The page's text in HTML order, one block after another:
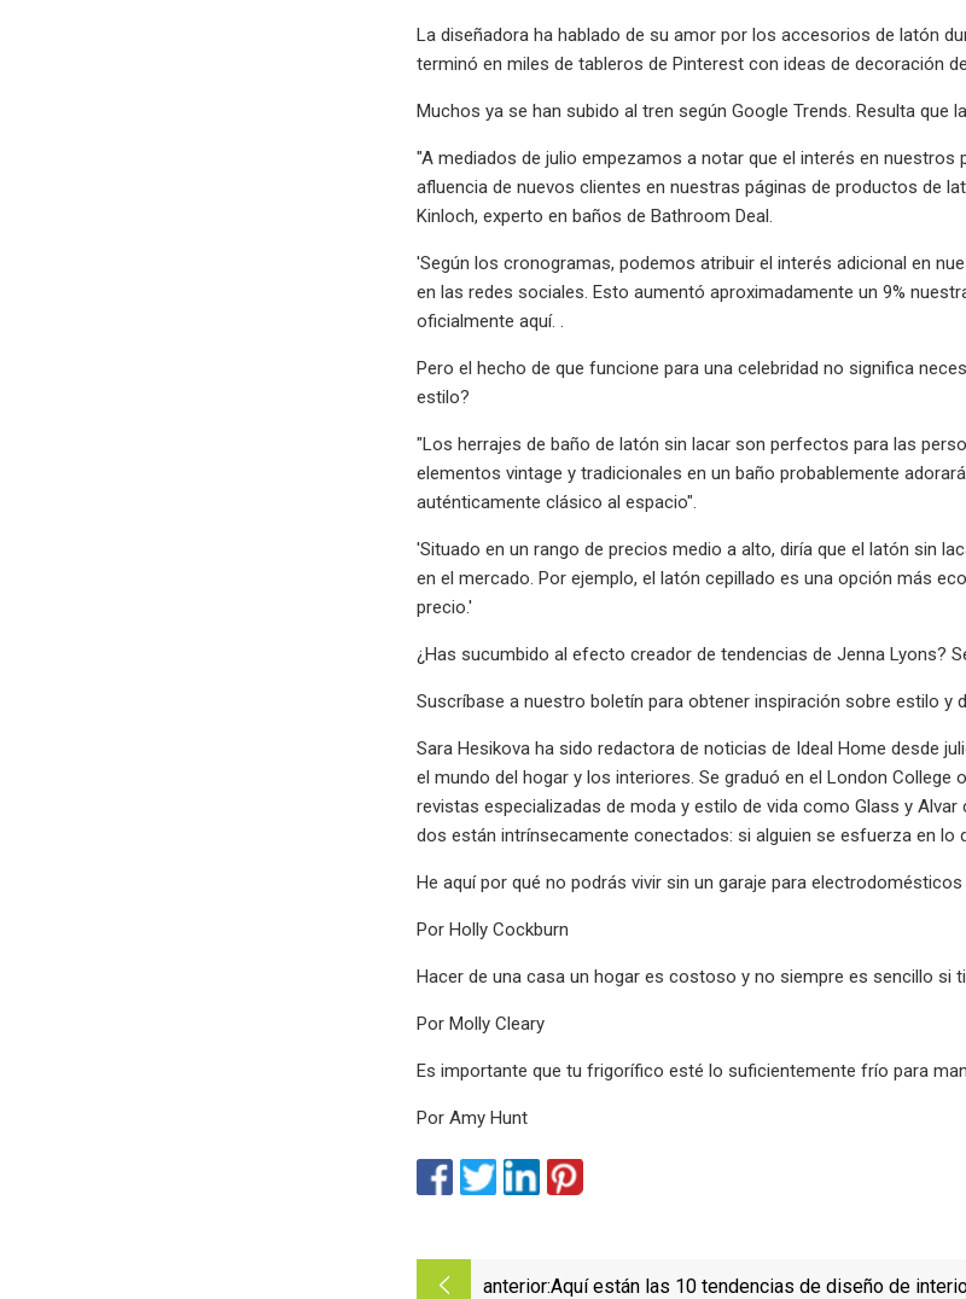
La diseñadora ha hablado de su amor por los accesorios de latón
terminó en miles de tableros de Pinterest con ideas de decoración
Muchos ya se han subido al tren según Google Trends. Resulta que
"A mediados de julio empezamos a notar que el interés en
afluencia de nuevos clientes en nuestras páginas de productos de
Kinloch, experto en baños de Bathroom Deal.
'Según los cronogramas, podemos atribuir el interés adicional en
en las redes sociales. Esto aumentó aproximadamente un 9%
oficialmente aquí. .
Pero el hecho de que funcione para una celebridad no significa
estilo?
"Los herrajes de baño de latón sin lacar son perfectos para las
elementos vintage y tradicionales en un baño probablemente
auténticamente clásico al espacio".
'Situado en un rango de precios medio a alto, diría que el latón sin
en el mercado. Por ejemplo, el latón cepillado es una opción más
precio.'
¿Has sucumbido al efecto creador de tendencias de Jenna Lyons?
Suscríbase a nuestro boletín para obtener inspiración sobre estilo
Sara Hesikova ha sido redactora de noticias de Ideal Home desde
el mundo del hogar y los interiores. Se graduó en el London
revistas especializadas de moda y estilo de vida como Glass y
dos están intrínsecamente conectados: si alguien se esfuerza en lo
He aquí por qué no podrás vivir sin un garaje para
Por Holly Cockburn
Hacer de una casa un hogar es costoso y no siempre es sencillo si
Por Molly Cleary
Es importante que tu frigorífico esté lo suficientemente frío para
Por Amy Hunt
anterior:Aquí están las 10 tendencias de diseño de